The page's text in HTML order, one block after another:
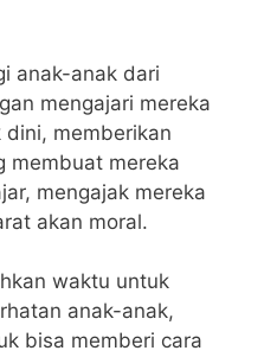
anak-anak dari
mengajari mereka
memberikan
membuat mereka
mengajak mereka
akan moral.
waktu untuk
anak-anak,
bisa memberi cara